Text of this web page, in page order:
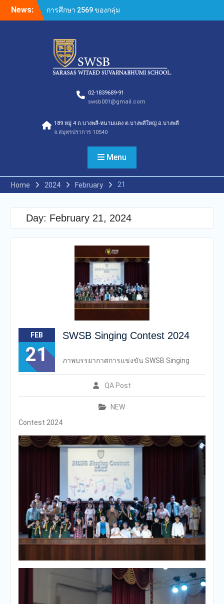
News:
ดำเนินการที่เป็นเลิศประจำปี
ประเมินคุณภาพการศึกษา
ภายในโรงเรียนตามเกณฑ์
คุณภาพการศึกษาเพื่อการ
ดำเนินการที่เป็นเลิศประจำปี
ของกลุ่มสถาบันการศึกษาใน
เครือสารสาสน์
ประเมินคุณภาพการศึกษา
ภายในโรงเรียนตามเกณฑ์
ดำเนินการที่เป็นเลิศประจำปี
สถาบันการศึกษาในเครือ
สารสาสน์
กองอำนวยการออกตรวจ
ภายในโรงเรียนตามเกณฑ์
การศึกษา 2569 ของกลุ่ม
สถาบันการศึกษาในเครือ
02-1839689-91
swsb001@gmail.com
189 หมู่ 4 ถ.บางพลี-หนามแดง ต.บางพลีใหญ่ อ.บางพลี
จ.สมุทรปราการ 10540
Menu
Home 2024 February 21
Day: February 21, 2024
FEB
21
SWSB Singing Contest 2024
QA Post
NEW
ภาพบรรยากาศการแข่งขัน SWSB Singing
Contest 2024